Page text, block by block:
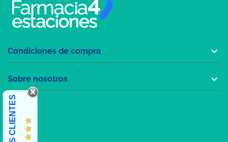
Condiciones de compra 
Sobre nosotros 